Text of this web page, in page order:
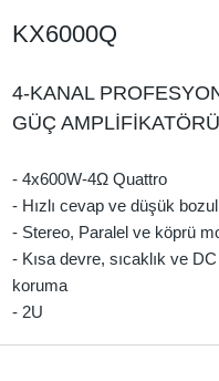
KX6000Q
4-KANAL
GÜÇ AMPLİFİKATÖRÜ
- 4x600W-4Ω Quattro
- Hızlı cevap ve düşük
- Stereo, Paralel ve köprü
- Kısa devre, sıcaklık ve DC
koruma
- 2U